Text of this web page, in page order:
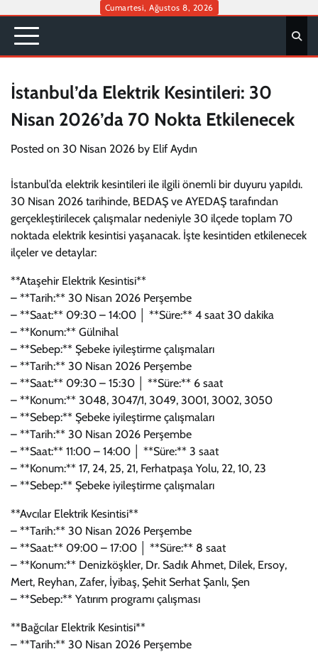
content
Cumartesi, Ağustos 8, 2026
İstanbul’da Elektrik Kesintileri: 30
Nisan 2026’da 70 Nokta Etkilenecek
Posted on 30 Nisan 2026 by Elif Aydın
İstanbul’da elektrik kesintileri ile ilgili önemli bir duyuru yapıldı.
30 Nisan 2026 tarihinde, BEDAŞ ve AYEDAŞ tarafından
gerçekleştirilecek çalışmalar nedeniyle 30 ilçede toplam 70
noktada elektrik kesintisi yaşanacak. İşte kesintiden etkilenecek
ilçeler ve detaylar:
**Ataşehir Elektrik Kesintisi**
– **Tarih:** 30 Nisan 2026 Perşembe
– **Saat:** 09:30 – 14:00 │ **Süre:** 4 saat 30 dakika
– **Konum:** Gülnihal
– **Sebep:** Şebeke iyileştirme çalışmaları
– **Tarih:** 30 Nisan 2026 Perşembe
– **Saat:** 09:30 – 15:30 │ **Süre:** 6 saat
– **Konum:** 3048, 3047/1, 3049, 3001, 3002, 3050
– **Sebep:** Şebeke iyileştirme çalışmaları
– **Tarih:** 30 Nisan 2026 Perşembe
– **Saat:** 11:00 – 14:00 │ **Süre:** 3 saat
– **Konum:** 17, 24, 25, 21, Ferhatpaşa Yolu, 22, 10, 23
– **Sebep:** Şebeke iyileştirme çalışmaları
**Avcılar Elektrik Kesintisi**
– **Tarih:** 30 Nisan 2026 Perşembe
– **Saat:** 09:00 – 17:00 │ **Süre:** 8 saat
– **Konum:** Denizköşkler, Dr. Sadık Ahmet, Dilek, Ersoy,
Mert, Reyhan, Zafer, İyibaş, Şehit Serhat Şanlı, Şen
– **Sebep:** Yatırım programı çalışması
**Bağcılar Elektrik Kesintisi**
– **Tarih:** 30 Nisan 2026 Perşembe